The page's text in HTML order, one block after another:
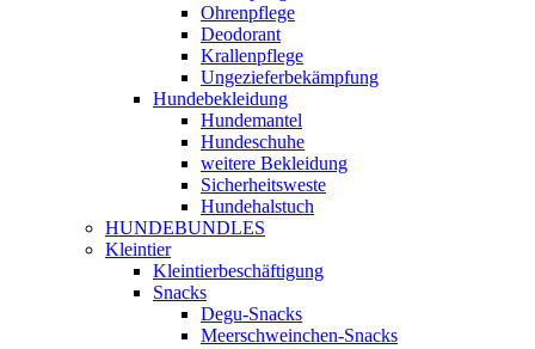
Ohrenpflege
Deodorant
Krallenpflege
Ungezieferbekämpfung
Hundebekleidung
Hundemantel
Hundeschuhe
weitere Bekleidung
Sicherheitsweste
Hundehalstuch
HUNDEBUNDLES
Kleintier
Kleintierbeschäftigung
Snacks
Degu-Snacks
Meerschweinchen-Snacks